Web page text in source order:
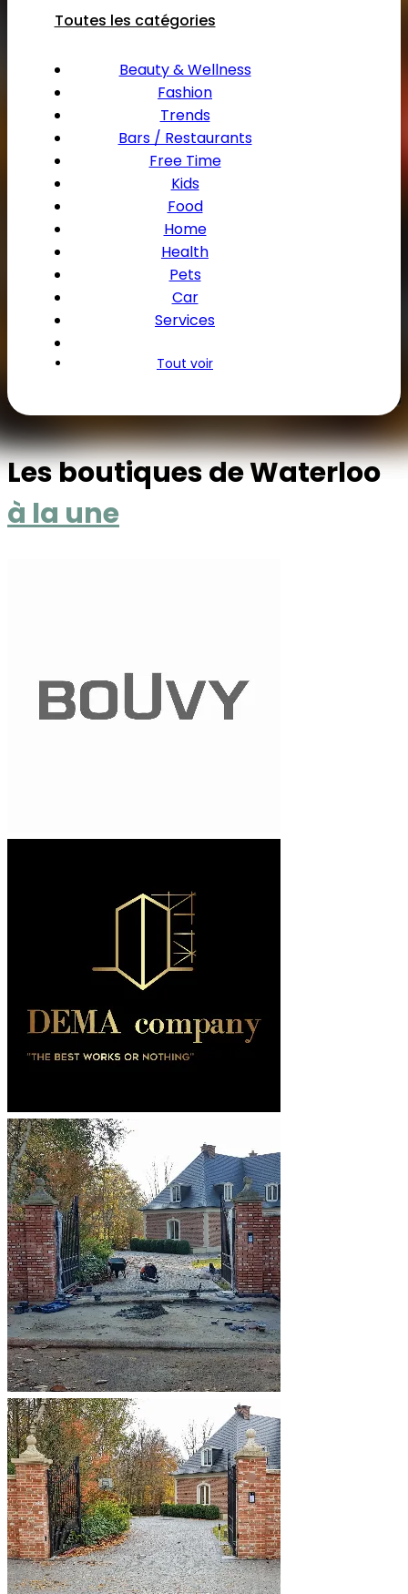
Toutes les catégories
Beauty & Wellness
Fashion
Trends
Bars / Restaurants
Free Time
Kids
Food
Home
Health
Pets
Car
Services
Tout voir
Les boutiques de Waterloo
à la une